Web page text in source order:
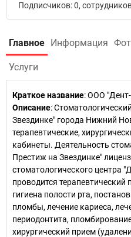
Подписчиков: 0,
Главное Информация
Услуги
Краткое название:ООО "Дент-
Описание:
Звездинке" города Нижний
терапевтические,
кабинеты. Деятельность
Престиж на Звездинке"
стоматологического центра
проводится
гигиена полости рта,
пломбы, лечение кариеса,
периодонтита,
хирургический прием